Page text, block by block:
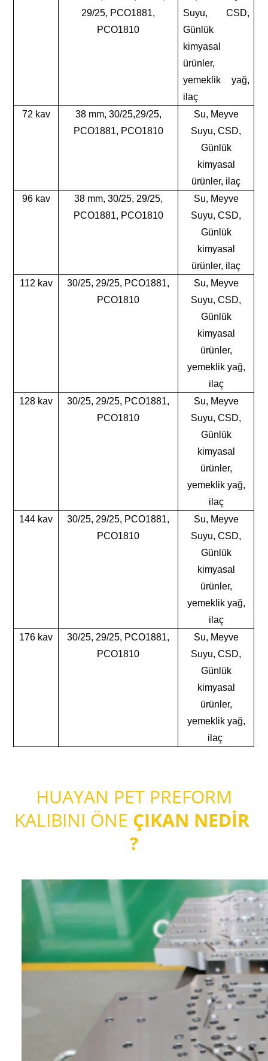
29/25, PCO1881,
PCO1810
Suyu, CSD,
Günlük
kimyasal
ürünler,
yemeklik yağ,
ilaç
72 kav
38 mm, 30/25,29/25,
PCO1881, PCO1810
Su, Meyve
Suyu, CSD,
Günlük
kimyasal
ürünler, ilaç
96 kav
38 mm, 30/25, 29/25,
PCO1881, PCO1810
Su, Meyve
Suyu, CSD,
Günlük
kimyasal
ürünler, ilaç
112 kav
30/25, 29/25, PCO1881,
PCO1810
Su, Meyve
Suyu, CSD,
Günlük
kimyasal
ürünler,
yemeklik yağ,
ilaç
128 kav
30/25, 29/25, PCO1881,
PCO1810
Su, Meyve
Suyu, CSD,
Günlük
kimyasal
ürünler,
yemeklik yağ,
ilaç
144 kav
30/25, 29/25, PCO1881,
PCO1810
Su, Meyve
Suyu, CSD,
Günlük
kimyasal
ürünler,
yemeklik yağ,
ilaç
176 kav
30/25, 29/25, PCO1881,
PCO1810
Su, Meyve
Suyu, CSD,
Günlük
kimyasal
ürünler,
yemeklik yağ,
ilaç
HUAYAN PET PREFORM
KALIBINI ÖNE ÇIKAN NEDİR
?